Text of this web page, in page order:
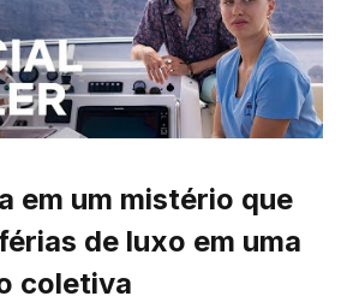
em um mistério que
de luxo em uma
coletiva